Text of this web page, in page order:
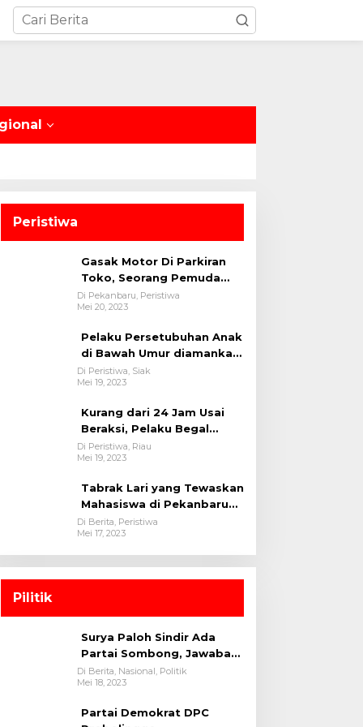
Peristiwa
Gasak Motor Di Parkiran
Toko, Seorang Pemuda
Diamankan Polsek Bukit
Raya
Di Pekanbaru, Peristiwa
Mei 20, 2023
Pelaku Persetubuhan Anak
di Bawah Umur diamankan
oleh tim Opsnal Polsek
Tualang-Polres Siak-Polda
Di Peristiwa, Siak
Mei 19, 2023
Kurang dari 24 Jam Usai
Beraksi, Pelaku Begal
Berhasil Di Bekuk
Satreskrim Polres
Di Peristiwa, Riau
Mei 19, 2023
Tabrak Lari yang Tewaskan
Mahasiswa di Pekanbaru
Ditangkap Polisi
Di Berita, Peristiwa
Mei 17, 2023
Pilitik
Surya Paloh Sindir Ada
Partai Sombong, Jawaban
Megawati
Di Berita, Nasional, Politik
Mei 18, 2023
Partai Demokrat DPC